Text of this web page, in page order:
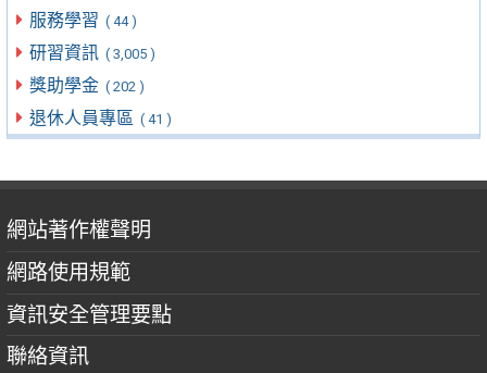
服務學習 ( 44 )
研習資訊 ( 3,005 )
獎助學金 ( 202 )
退休人員專區 ( 41 )
網站著作權聲明
網路使用規範
資訊安全管理要點
聯絡資訊